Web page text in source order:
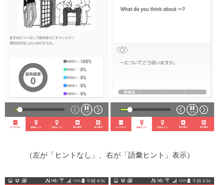
（左が「ヒントなし」、右が「語彙ヒント」表示）